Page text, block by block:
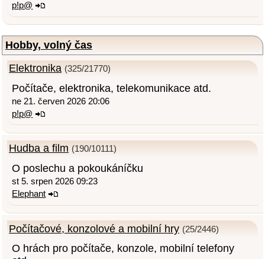
p!p@
Hobby, volný čas
Elektronika (325/21770)
Počítače, elektronika, telekomunikace atd.
ne 21. červen 2026 20:06
p!p@
Hudba a film (190/10111)
O poslechu a pokoukáníčku
st 5. srpen 2026 09:23
Elephant
Počítačové, konzolové a mobilní hry (25/2446)
O hrách pro počítače, konzole, mobilní telefony